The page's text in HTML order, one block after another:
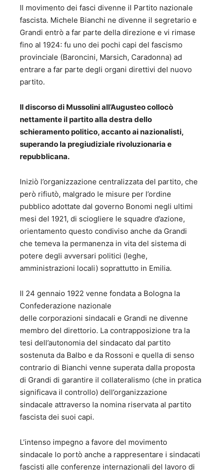
Il movimento dei fasci divenne il Partito nazionale
fascista. Michele Bianchi ne divenne il segretario e
Grandi entrò a far parte della direzione e vi rimase
fino al 1924: fu uno dei pochi capi del fascismo
provinciale (Baroncini, Marsich, Caradonna) ad
entrare a far parte degli organi direttivi del nuovo
partito.
Il discorso di Mussolini all’Augusteo collocò
nettamente il partito alla destra dello
schieramento politico, accanto ai nazionalisti,
superando la pregiudiziale rivoluzionaria e
repubblicana.
Iniziò l’organizzazione centralizzata del partito, che
però rifiutò, malgrado le misure per l’ordine
pubblico adottate dal governo Bonomi negli ultimi
mesi del 1921, di sciogliere le squadre d’azione,
orientamento questo condiviso anche da Grandi
che temeva la permanenza in vita del sistema di
potere degli avversari politici (leghe,
amministrazioni locali) soprattutto in Emilia.
Il 24 gennaio 1922 venne fondata a Bologna la
Confederazione nazionale
delle corporazioni sindacali e Grandi ne divenne
membro del direttorio. La contrapposizione tra la
tesi dell’autonomia del sindacato dal partito
sostenuta da Balbo e da Rossoni e quella di senso
contrario di Bianchi venne superata dalla proposta
di Grandi di garantire il collateralismo (che in pratica
significava il controllo) dell’organizzazione
sindacale attraverso la nomina riservata al partito
fascista dei suoi capi.
L’intenso impegno a favore del movimento
sindacale lo portò anche a rappresentare i sindacati
fascisti alle conferenze internazionali del lavoro di